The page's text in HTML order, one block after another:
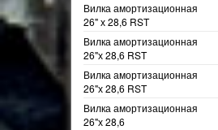
Вилка амортизационная
26" х 28,6 RST
Вилка амортизационная
26"х 28,6 RST
Вилка амортизационная
26"х 28,6 RST
Вилка амортизационная
26"х 28,6